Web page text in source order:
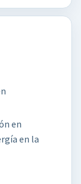
en
en la